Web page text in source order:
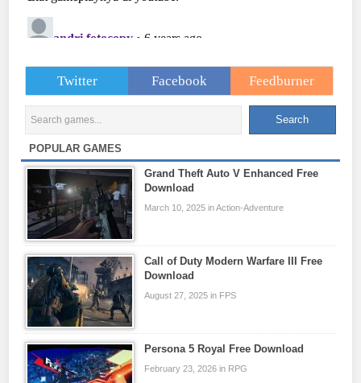
Twitter Facebook Feedburner
POPULAR GAMES
Grand Theft Auto V Enhanced Free
Download
March 10, 2025 in Action-Adventure
Call of Duty Modern Warfare III Free
Download
August 27, 2025 in FPS
Persona 5 Royal Free Download
February 23, 2026 in RPG